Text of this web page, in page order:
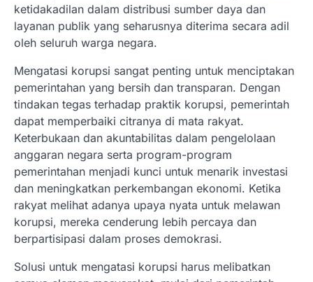
ketidakadilan dalam distribusi sumber daya dan
layanan publik yang seharusnya diterima secara adil
oleh seluruh warga negara.
Mengatasi korupsi sangat penting untuk menciptakan
pemerintahan yang bersih dan transparan. Dengan
tindakan tegas terhadap praktik korupsi, pemerintah
dapat memperbaiki citranya di mata rakyat.
Keterbukaan dan akuntabilitas dalam pengelolaan
anggaran negara serta program-program
pemerintahan menjadi kunci untuk menarik investasi
dan meningkatkan perkembangan ekonomi. Ketika
rakyat melihat adanya upaya nyata untuk melawan
korupsi, mereka cenderung lebih percaya dan
berpartisipasi dalam proses demokrasi.
Solusi untuk mengatasi korupsi harus melibatkan